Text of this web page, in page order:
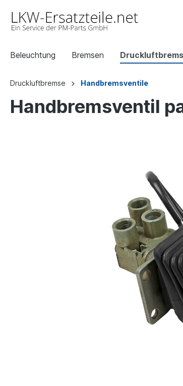
Beleuchtung Bremsen
Druckluftbremse Handbremsventile
Handbremsventil